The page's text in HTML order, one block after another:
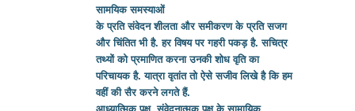
सामयिक समस्याओं
के प्रति संवेदन शीलता और समीकरण के प्रति सजग
और चिंतित भी है. हर विषय पर गहरी पकड़ है. सचित्र
तथ्यों को प्रमाणित करना उनकी शोध वृति का
परिचायक है. यात्रा वृतांत तो ऐसे सजीव लिखे है कि हम
वहीं की सैर करने लगते हैं.